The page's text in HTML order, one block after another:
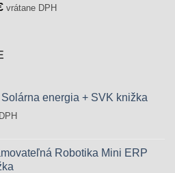
Aktuálna
49,90€.
vrátane DPH
energia + SVK knižka
Robotika Mini ERP